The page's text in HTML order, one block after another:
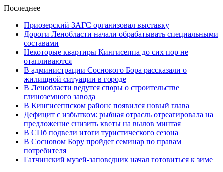
Последнее
Приозерский ЗАГС организовал выставку
Дороги Ленобласти начали обрабатывать специальными
составами
Некоторые квартиры Кингисеппа до сих пор не
отапливаются
В администрации Соснового Бора рассказали о
жилищной ситуации в городе
В Ленобласти ведутся споры о строительстве
глиноземного завода
В Кингисеппском районе появился новый глава
Дефицит с избытком: рыбная отрасль отреагировала на
предложение снизить квоты на вылов минтая
В СПб подвели итоги туристического сезона
В Сосновом Бору пройдет семинар по правам
потребителя
Гатчинский музей-заповедник начал готовиться к зиме